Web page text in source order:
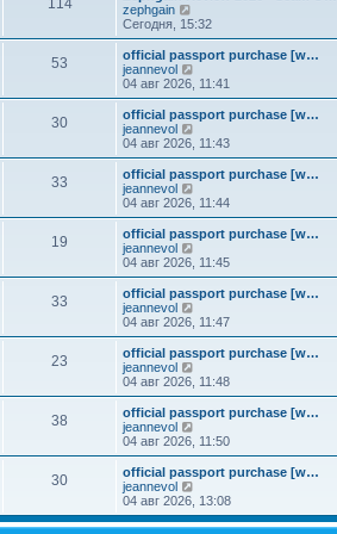
у
с
о
б
щ
е
н
и
н
е
с
о
щ
е
о
с
л
д
н
е
у
с
о
б
щ
е
н
и
114
zephgain
е
р
е
й
и
п
о
с
е
д
н
е
м
у
с
о
о
б
щ
е
н
и
ю
Сегодня, 15:32
53
official passport purchase [w…
jeannevol
е
р
е
й
т
п
о
с
е
н
е
м
с
о
о
щ
е
н
ю
04 авг 2026, 11:41
30
official passport purchase [w…
jeannevol
е
р
е
й
т
п
о
с
е
н
е
м
с
о
о
щ
е
н
ю
04 авг 2026, 11:43
33
official passport purchase [w…
jeannevol
е
р
е
й
т
п
о
с
е
н
е
м
с
о
о
щ
е
н
04 авг 2026, 11:44
19
official passport purchase [w…
jeannevol
е
р
е
й
т
п
о
с
е
н
е
м
с
о
04 авг 2026, 11:45
33
official passport purchase [w…
jeannevol
е
р
е
й
т
п
о
с
е
н
е
04 авг 2026, 11:47
23
official passport purchase [w…
jeannevol
е
р
е
й
т
п
о
с
л
04 авг 2026, 11:48
38
official passport purchase [w…
jeannevol
е
р
е
й
т
к
04 авг 2026, 11:50
30
official passport purchase [w…
jeannevol
е
р
е
04 авг 2026, 13:08